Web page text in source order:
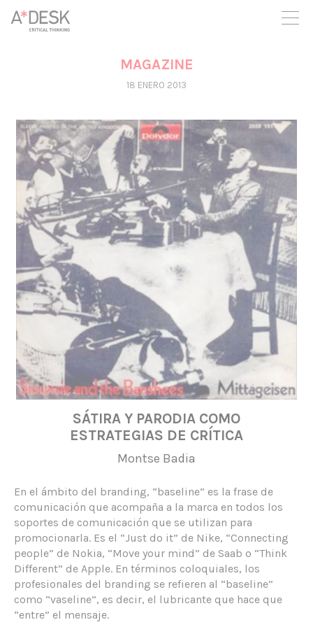
crees también en A*DESK seguimos necesitándote para poder
seguir adelante. Ahora puedes participar del proyecto y
apoyarlo.
MAGAZINE
18 ENERO 2013
SÁTIRA Y PARODIA COMO
ESTRATEGIAS DE CRÍTICA
Montse Badia
En el ámbito del branding, “baseline” es la frase de
comunicación que acompaña a la marca en todos los
soportes de comunicación que se utilizan para
promocionarla. Es el “Just do it” de Nike, “Connecting
people” de Nokia, “Move your mind” de Saab o “Think
Different” de Apple. En términos coloquiales, los
profesionales del branding se refieren al “baseline”
como “vaseline”, es decir, el lubricante que hace que
“entre” el mensaje.